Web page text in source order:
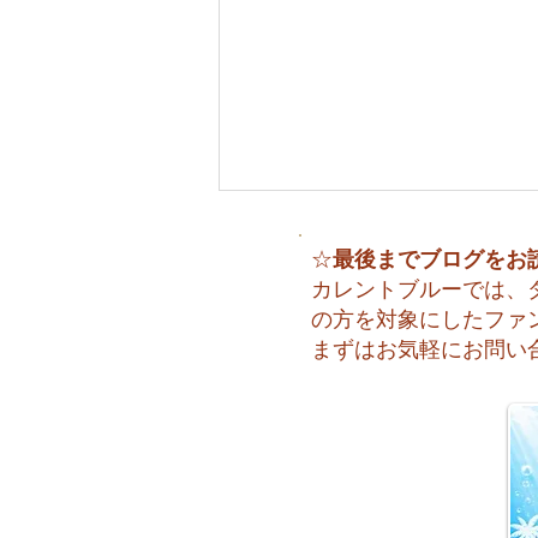
☆最後までブログを
カレントブルーでは
の方を対象にしたファ
まずはお気軽にお問い